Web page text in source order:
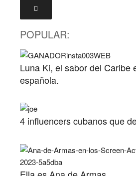
Menú conmutador
POPULAR:
Luna Ki, el sabor del Caribe
española.
4 influencers cubanos que